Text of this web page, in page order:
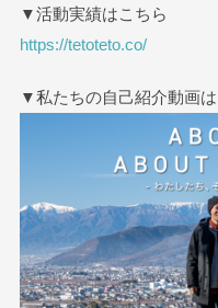
▼活動実績はこちら
https://tetoteto.co/
▼私たちの自己紹介動画は